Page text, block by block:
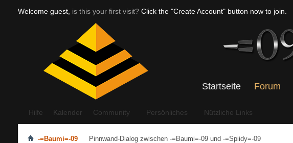
Welcome guest, is this your first visit? Click the "Create Account" button now to join.
Startseite Forum
Hilfe Kalender Community Persönliches Nützliche Links
-=Baumi=-09 Pinnwand-Dialog zwischen -=Baumi=-09 und -=Spiidy=-09